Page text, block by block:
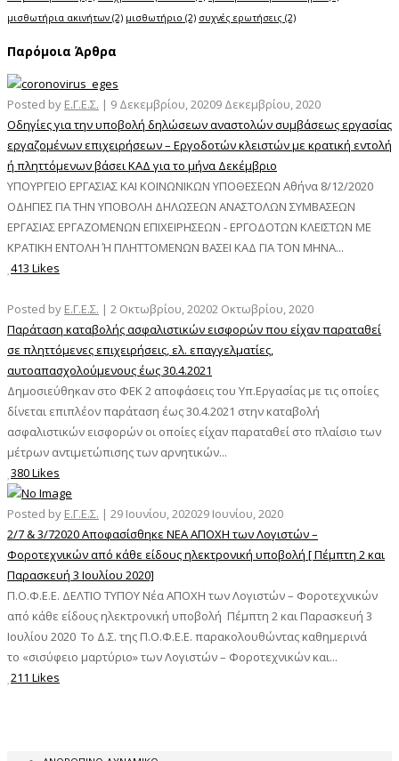
μισθωτήρια ακινήτων (2) μισθωτήριο (2) συχνές ερωτήσεις (2)
Παρόμοια Άρθρα
Posted by Ε.Γ.Ε.Σ. | 9 Δεκεμβρίου, 20209 Δεκεμβρίου, 2020
Οδηγίες για την υποβολή δηλώσεων αναστολών συμβάσεως εργασίας
εργαζομένων επιχειρήσεων – Εργοδοτών κλειστών με κρατική εντολή
ή πληττόμενων βάσει ΚΑΔ για το μήνα Δεκέμβριο
ΥΠΟΥΡΓΕΙΟ ΕΡΓΑΣΙΑΣ ΚΑΙ ΚΟΙΝΩΝΙΚΩΝ ΥΠΟΘΕΣΕΩΝ Αθήνα 8/12/2020
ΟΔΗΓΙΕΣ ΓΙΑ ΤΗΝ ΥΠΟΒΟΛΗ ΔΗΛΩΣΕΩΝ ΑΝΑΣΤΟΛΩΝ ΣΥΜΒΑΣΕΩΝ
ΕΡΓΑΣΙΑΣ ΕΡΓΑΖΟΜΕΝΩΝ ΕΠΙΧΕΙΡΗΣΕΩΝ - ΕΡΓΟΔΟΤΩΝ ΚΛΕΙΣΤΩΝ ΜΕ
ΚΡΑΤΙΚΗ ΕΝΤΟΛΗ Ή ΠΛΗΤΤΟΜΕΝΩΝ ΒΑΣΕΙ ΚΑΔ ΓΙΑ ΤΟΝ ΜΗΝΑ...
413 Likes
Posted by Ε.Γ.Ε.Σ. | 2 Οκτωβρίου, 20202 Οκτωβρίου, 2020
Παράταση καταβολής ασφαλιστικών εισφορών που είχαν παραταθεί
σε πληττόμενες επιχειρήσεις, ελ. επαγγελματίες,
αυτοαπασχολούμενους έως 30.4.2021
Δημοσιεύθηκαν στο ΦΕΚ 2 αποφάσεις του Υπ.Εργασίας με τις οποίες
δίνεται επιπλέον παράταση έως 30.4.2021 στην καταβολή
ασφαλιστικών εισφορών οι οποίες είχαν παραταθεί στο πλαίσιο των
μέτρων αντιμετώπισης των αρνητικών...
380 Likes
Posted by Ε.Γ.Ε.Σ. | 29 Ιουνίου, 202029 Ιουνίου, 2020
2/7 & 3/72020 Αποφασίσθηκε ΝΕΑ ΑΠΟΧΗ των Λογιστών –
Φοροτεχνικών από κάθε είδους ηλεκτρονική υποβολή [ Πέμπτη 2 και
Παρασκευή 3 Ιουλίου 2020]
Π.Ο.Φ.Ε.Ε. ΔΕΛΤΙΟ ΤΥΠΟΥ Νέα ΑΠΟΧΗ των Λογιστών – Φοροτεχνικών
από κάθε είδους ηλεκτρονική υποβολή Πέμπτη 2 και Παρασκευή 3
Ιουλίου 2020 Το Δ.Σ. της Π.Ο.Φ.Ε.Ε. παρακολουθώντας καθημερινά
το «σισύφειο μαρτύριο» των Λογιστών – Φοροτεχνικών και...
211 Likes